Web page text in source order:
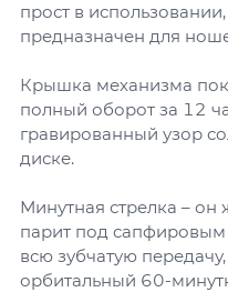
прост в
предназначен для
Крышка механизма
полный оборот за 12
гравированный узор
диске.
Минутная стрелка –
парит под сапфировым
всю зубчатую
орбитальный 60-